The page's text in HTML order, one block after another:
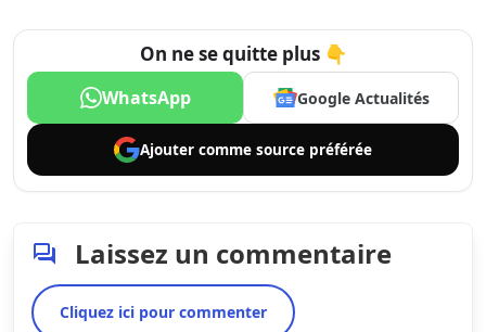
On ne se quitte plus 👇
WhatsApp Google Actualités
Ajouter comme source préférée
Laissez un commentaire
Cliquez ici pour commenter